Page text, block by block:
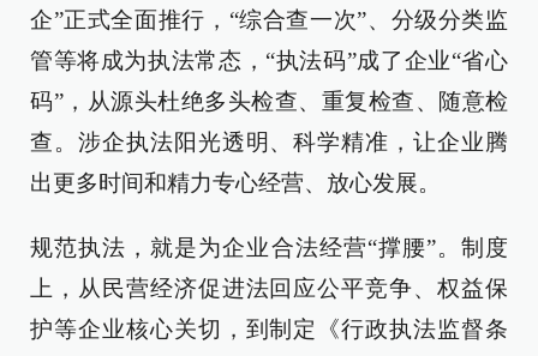
企”正式全面推行，“综合查一次”、分级分类监
管等将成为执法常态，“执法码”成了企业“省心
码”，从源头杜绝多头检查、重复检查、随意检
查。涉企执法阳光透明、科学精准，让企业腾
出更多时间和精力专心经营、放心发展。
规范执法，就是为企业合法经营“撑腰”。制度
上，从民营经济促进法回应公平竞争、权益保
护等企业核心关切，到制定《行政执法监督条